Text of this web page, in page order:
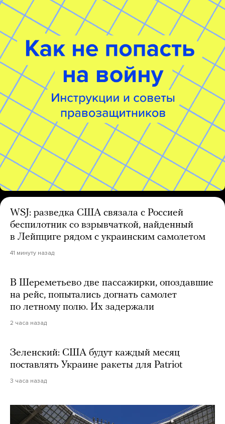
WSJ: разведка США связала с Россией
беспилотник со взрывчаткой, найденный
в Лейпциге рядом с украинским самолетом
41 минуту назад
В Шереметьево две пассажирки, опоздавшие
на рейс, попытались догнать самолет
по летному полю. Их задержали
2 часа назад
Зеленский: США будут каждый месяц
поставлять Украине ракеты для Patriot
3 часа назад